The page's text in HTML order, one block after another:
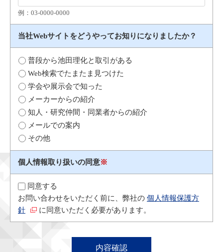
例：03​-​0000​-​0000
当社Webサイトをどうやってお知りになりましたか？
普段から池田理化と取引がある
Web検索でたまたま見つけた
学会や展示会で知った
メーカーからの紹介
知人・研究仲間・同業者からの紹介
メールでの案内
その他
個人情報取り扱いの同意※
同意する
お問い合わせをいただく前に、弊社の 個人情報保護方
針
に同意いただく必要があります。